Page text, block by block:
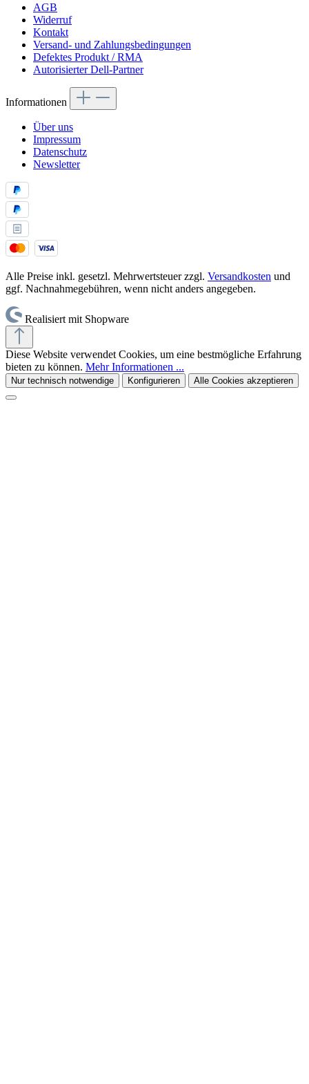
AGB
Widerruf
Kontakt
Versand- und Zahlungsbedingungen
Defektes Produkt / RMA
Autorisierter Dell-Partner
Informationen
Über uns
Impressum
Datenschutz
Newsletter
Alle Preise inkl. gesetzl. Mehrwertsteuer zzgl. Versandkosten und
ggf. Nachnahmegebühren, wenn nicht anders angegeben.
Realisiert mit Shopware
Diese Website verwendet Cookies, um eine bestmögliche Erfahrung
bieten zu können. Mehr Informationen ...
Nur technisch notwendige Konfigurieren Alle Cookies akzeptieren